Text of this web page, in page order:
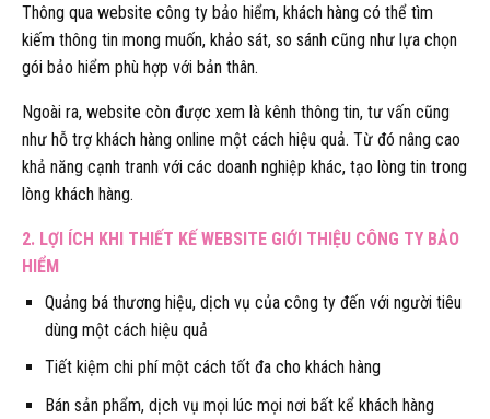
Thông qua website công ty bảo hiểm, khách hàng có thể tìm
kiếm thông tin mong muốn, khảo sát, so sánh cũng như lựa chọn
gói bảo hiểm phù hợp với bản thân.
Ngoài ra, website còn được xem là kênh thông tin, tư vấn cũng
như hỗ trợ khách hàng online một cách hiệu quả. Từ đó nâng cao
khả năng cạnh tranh với các doanh nghiệp khác, tạo lòng tin trong
lòng khách hàng.
2. LỢI ÍCH KHI THIẾT KẾ WEBSITE GIỚI THIỆU CÔNG TY BẢO
HIỂM
Quảng bá thương hiệu, dịch vụ của công ty đến với người tiêu
dùng một cách hiệu quả
Tiết kiệm chi phí một cách tốt đa cho khách hàng
Bán sản phẩm, dịch vụ mọi lúc mọi nơi bất kể khách hàng